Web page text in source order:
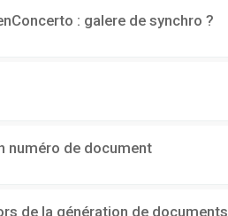
: galere de synchro ?
numéro de document
de la génération de documents